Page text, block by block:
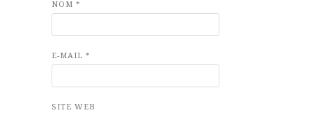
NOM *
E-MAIL *
SITE WEB